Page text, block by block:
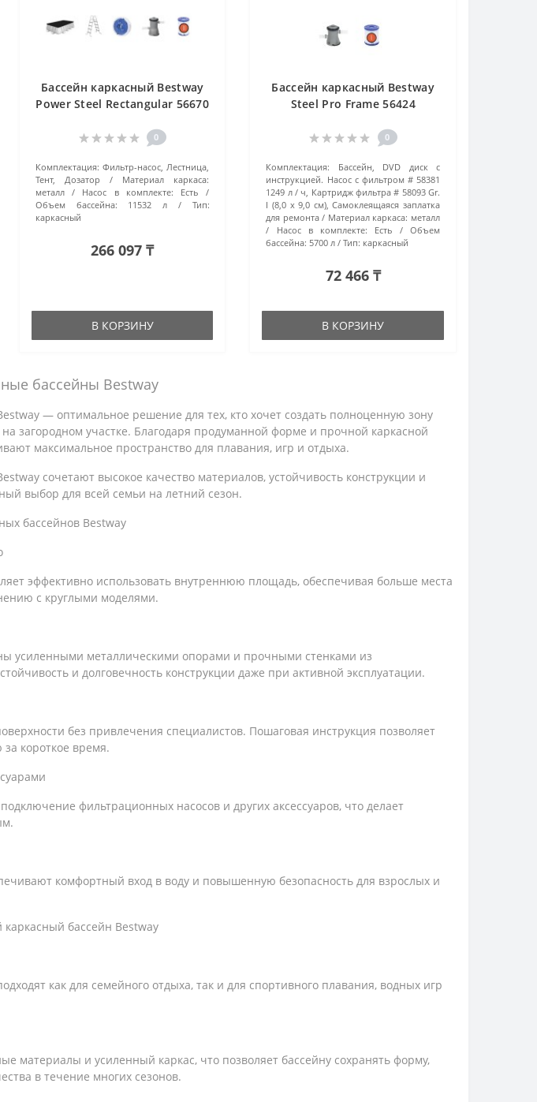
Бассейн каркасный Bestway
Power Steel Rectangular 56670
0
Комплектация: Фильтр-насос, Лестница,
Тент, Дозатор
Материал каркаса:
металл
Насос в комплекте:
Есть
Объем бассейна:
11532 л
Тип:
каркасный
266 097 ₸
В КОРЗИНУ
Бассейн каркасный Bestway
Steel Pro Frame 56424
0
Комплектация:
Бассейн, DVD диск с
инструкцией. Насос с фильтром # 58381
1249 л / ч, Картридж фильтра # 58093 Gr.
I (8,0 х 9,0 см), Самоклеящаяся заплатка
для ремонта
Материал каркаса: металл
Насос в комплекте:
Есть
Объем
бассейна: 5700 л Тип: каркасный
72 466 ₸
В КОРЗИНУ
бассейны Bestway
— оптимальное решение для тех, кто хочет создать полноценную зону
загородном участке. Благодаря продуманной форме и прочной каркасной
максимальное пространство для плавания, игр и отдыха.
сочетают высокое качество материалов, устойчивость конструкции и
выбор для всей семьи на летний сезон.
бассейнов Bestway
эффективно использовать внутреннюю площадь, обеспечивая больше места
с круглыми моделями.
усиленными металлическими опорами и прочными стенками из
и долговечность конструкции даже при активной эксплуатации.
без привлечения специалистов. Пошаговая инструкция позволяет
короткое время.
фильтрационных насосов и других аксессуаров, что делает
комфортный вход в воду и повышенную безопасность для взрослых и
бассейн Bestway
как для семейного отдыха, так и для спортивного плавания, водных игр
материалы и усиленный каркас, что позволяет бассейну сохранять форму,
в течение многих сезонов.